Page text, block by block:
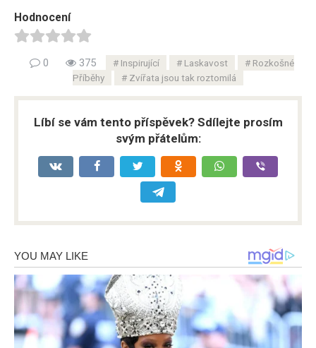
Hodnocení
0 375 Inspirující Laskavost
Rozkošné
Příběhy
Zvířata jsou tak roztomilá
Líbí se vám tento příspěvek? Sdílejte prosím
svým přátelům: